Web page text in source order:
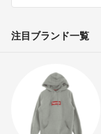
注目ブランド一覧